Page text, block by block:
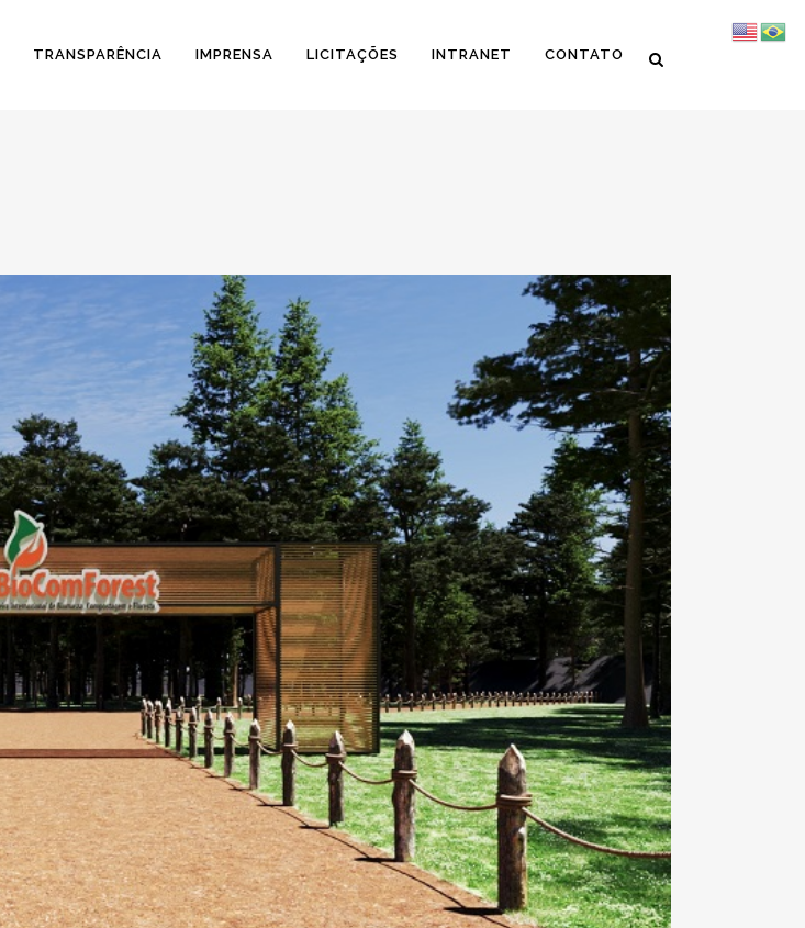
TRANSPARÊNCIA IMPRENSA LICITAÇÕES INTRANET CONTATO